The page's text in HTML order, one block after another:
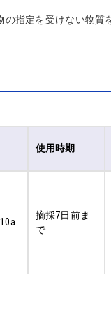
指定を受けない物質
使用時期
摘採7日前ま
で